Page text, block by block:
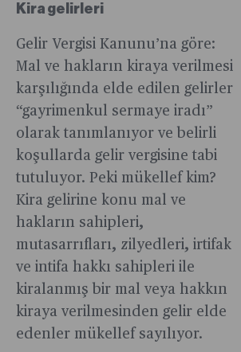
Kira gelirleri
Gelir Vergisi Kanunu’na göre:
Mal ve hakların kiraya verilmesi
karşılığında elde edilen gelirler
“gayrimenkul sermaye iradı”
olarak tanımlanıyor ve belirli
koşullarda gelir vergisine tabi
tutuluyor. Peki mükellef kim?
Kira gelirine konu mal ve
hakların sahipleri,
mutasarrıfları, zilyedleri, irtifak
ve intifa hakkı sahipleri ile
kiralanmış bir mal veya hakkın
kiraya verilmesinden gelir elde
edenler mükellef sayılıyor.